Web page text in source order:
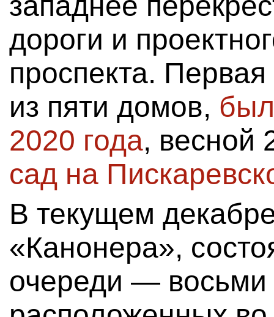
дороги и
проспекта.
из пяти домов,
2020 года, весной
сад на
В текущем
«Канонера»,
очереди —